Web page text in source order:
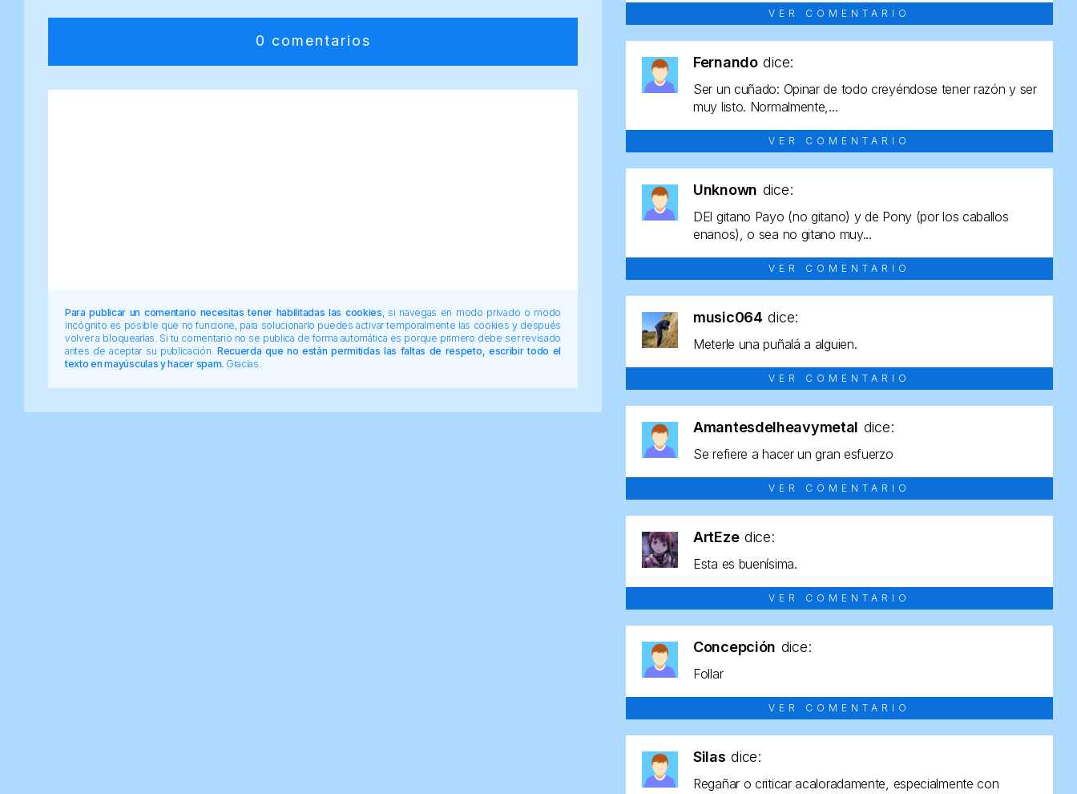
0 comentarios
Para publicar un comentario necesitas tener habilitadas las cookies , si navegas en modo privado o modo
incógnito es posible que no funcione, para solucionarlo puedes activar temporalmente las cookies y después
volver a bloquearlas. Si tu comentario no se publica de forma automática es porque primero debe ser revisado
antes de aceptar su publicación. Recuerda que no están permitidas las faltas de respeto, escribir todo el
texto en mayúsculas y hacer spam. Gracias.
VER COMENTARIO
Fernando dice:
Ser un cuñado: Opinar de todo creyéndose tener razón y ser
muy listo. Normalmente,...
VER COMENTARIO
Unknown dice:
DEl gitano Payo (no gitano) y de Pony (por los caballos
enanos), o sea no gitano muy...
VER COMENTARIO
music064 dice:
Meterle una puñalá a alguien.
VER COMENTARIO
Amantesdelheavymetal dice:
Se refiere a hacer un gran esfuerzo
VER COMENTARIO
ArtEze dice:
Esta es buenísima.
VER COMENTARIO
Concepción dice:
Follar
VER COMENTARIO
Silas dice:
Regañar o criticar acaloradamente, especialmente con